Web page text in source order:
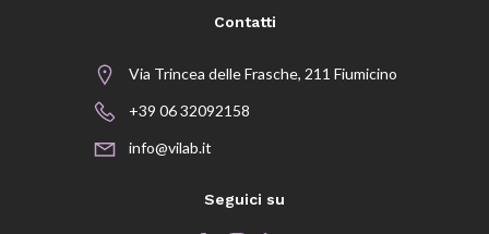
Contatti
Via Trincea delle Frasche, 211 Fiumicino
+39 06 32092158
info@vilab.it
Seguici su